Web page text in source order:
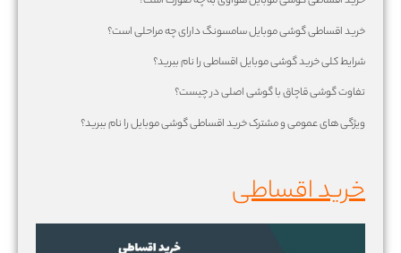
خرید اقساطی گوشی موبایل سامسونگ دارای چه مراحلی است؟
شرایط کلی خرید گوشی موبایل اقساطی را نام ببرید؟
تفاوت گوشی قاچاق با گوشی اصلی در چیست؟
ویژگی های عمومی و مشترک خرید اقساطی گوشی موبایل را نام ببرید؟
خرید اقساطی